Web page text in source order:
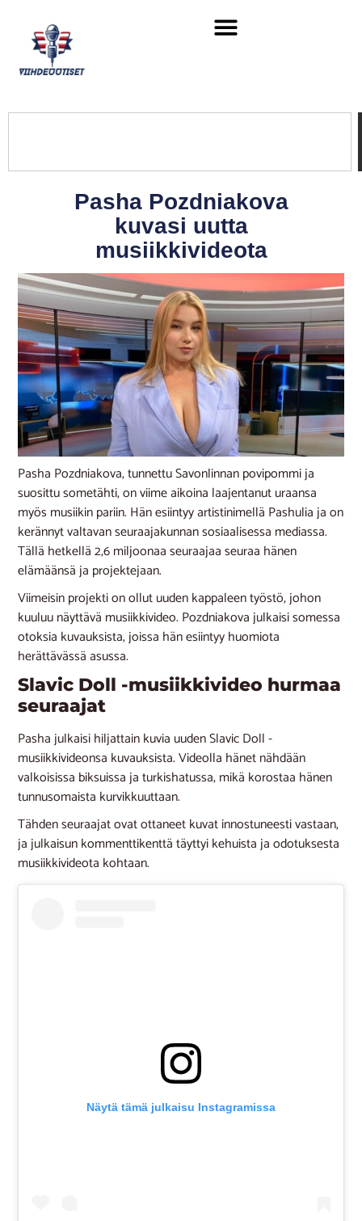
Pasha Pozdniakova
kuvasi uutta
musiikkivideota
Pasha Pozdniakova, tunnettu Savonlinnan povipommi ja
suosittu sometähti, on viime aikoina laajentanut uraansa
myös musiikin pariin. Hän esiintyy artistinimellä Pashulia ja on
kerännyt valtavan seuraajakunnan sosiaalisessa mediassa.
Tällä hetkellä 2,6 miljoonaa seuraajaa seuraa hänen
elämäänsä ja projektejaan.
Viimeisin projekti on ollut uuden kappaleen työstö, johon
kuuluu näyttävä musiikkivideo. Pozdniakova julkaisi somessa
otoksia kuvauksista, joissa hän esiintyy huomiota
herättävässä asussa.
Slavic Doll -musiikkivideo hurmaa
seuraajat
Pasha julkaisi hiljattain kuvia uuden Slavic Doll -
musiikkivideonsa kuvauksista. Videolla hänet nähdään
valkoisissa biksuissa ja turkishatussa, mikä korostaa hänen
tunnusomaista kurvikkuuttaan.
Tähden seuraajat ovat ottaneet kuvat innostuneesti vastaan,
ja julkaisun kommenttikenttä täyttyi kehuista ja odotuksesta
musiikkivideota kohtaan.
Näytä tämä julkaisu Instagramissa